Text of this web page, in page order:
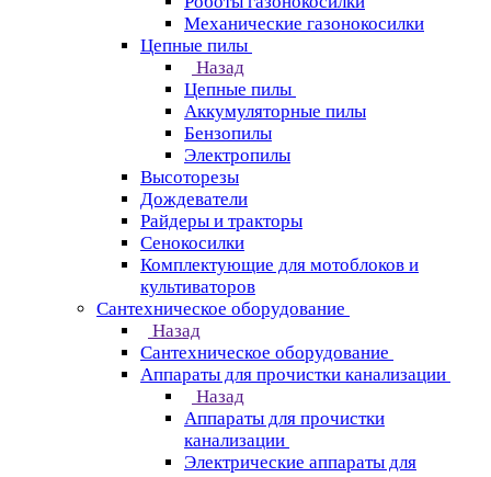
Механические газонокосилки
Цепные пилы
Назад
Цепные пилы
Аккумуляторные пилы
Бензопилы
Электропилы
Высоторезы
Дождеватели
Райдеры и тракторы
Сенокосилки
Комплектующие для мотоблоков и
культиваторов
Сантехническое оборудование
Назад
Сантехническое оборудование
Аппараты для прочистки канализации
Назад
Аппараты для прочистки
канализации
Электрические аппараты для